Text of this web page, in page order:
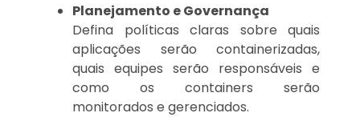
Planejamento e Governança
Defina políticas claras sobre quais
aplicações serão containerizadas,
quais equipes serão responsáveis e
como os containers serão
monitorados e gerenciados.